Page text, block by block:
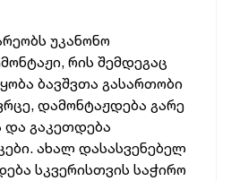
უკანონო
რის შემდეგაც
ბავშვთა გასართობი
დამონტაჟდება გარე
და გაკეთდება
ახალ დასასვენებელ
სკვერისთვის საჭირო